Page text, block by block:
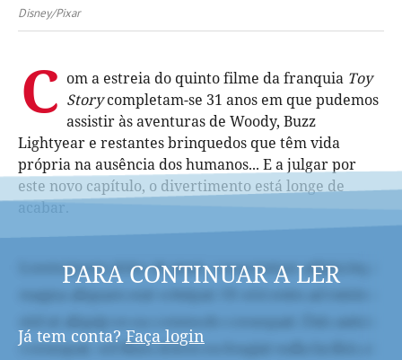
Disney/Pixar
C om a estreia do quinto filme da franquia Toy
Storycompletam-se 31 anos em que pudemos
assistir às aventuras de Woody, Buzz
Lightyear e restantes brinquedos que têm vida
própria na ausência dos humanos... E a julgar por
este novo capítulo, o divertimento está longe de
acabar.
PARA CONTINUAR A LER
Já tem conta? Faça login